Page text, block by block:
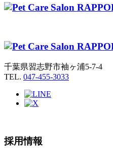
千葉県習志野市袖ヶ浦5-7-4
TEL. 047-455-3033
採用情報